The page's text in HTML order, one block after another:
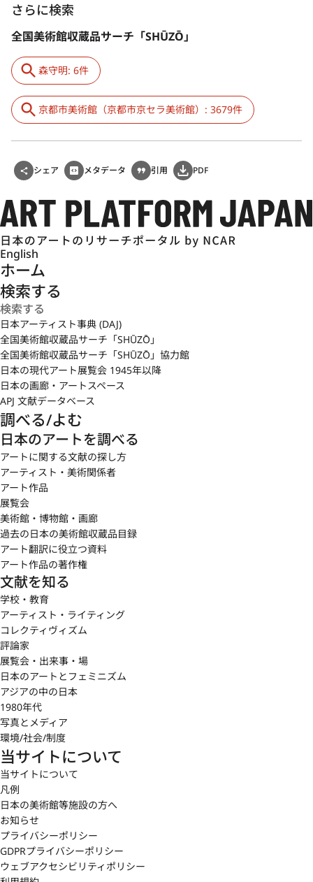
さらに検索
全国美術館収蔵品サーチ「SHŪZŌ」
森守明: 6件
京都市美術館（京都市京セラ美術館）: 3679件
シェア メタデータ 引用 PDF
English
ホーム
検索する
日本アーティスト事典 (DAJ)
全国美術館収蔵品サーチ「SHŪZŌ」
全国美術館収蔵品サーチ「SHŪZŌ」協力館
日本の現代アート展覧会 1945年以降
日本の画廊・アートスペース
APJ 文献データベース
調べる/よむ
日本のアートを調べる
アートに関する文献の探し方
アーティスト・美術関係者
アート作品
展覧会
美術館・博物館・画廊
過去の日本の美術館収蔵品目録
アート翻訳に役立つ資料
アート作品の著作権
文献を知る
学校・教育
アーティスト・ライティング
コレクティヴィズム
評論家
展覧会・出来事・場
日本のアートとフェミニズム
アジアの中の日本
1980年代
写真とメディア
環境/社会/制度
当サイトについて
当サイトについて
凡例
日本の美術館等施設の方へ
お知らせ
プライバシーポリシー
GDPRプライバシーポリシー
ウェブアクセシビリティポリシー